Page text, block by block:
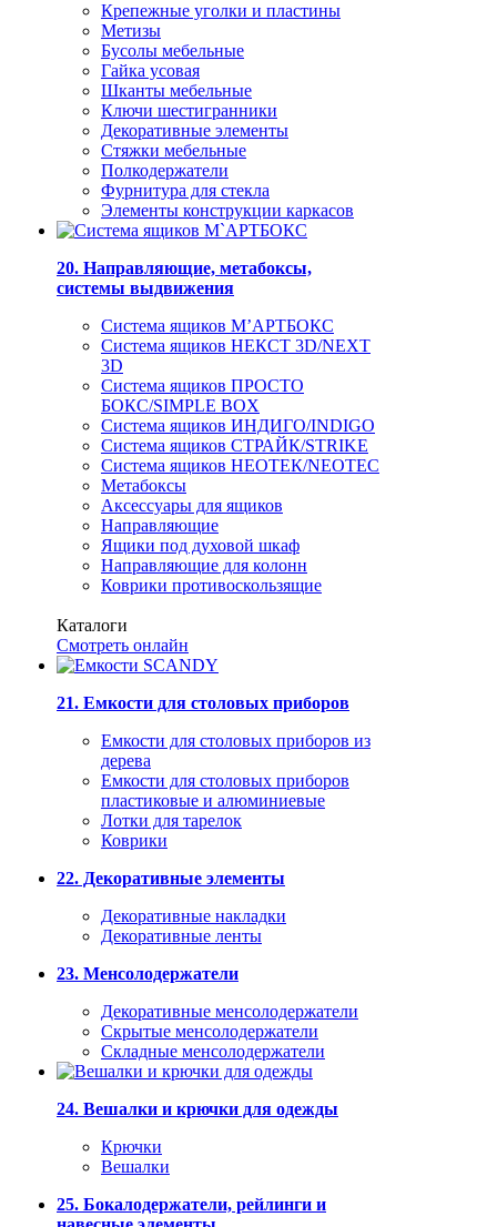
Крепежные уголки и пластины
Метизы
Бусолы мебельные
Гайка усовая
Шканты мебельные
Ключи шестигранники
Декоративные элементы
Стяжки мебельные
Полкодержатели
Фурнитура для стекла
Элементы конструкции каркасов
20. Направляющие, метабоксы,
системы выдвижения
Система ящиков М’АРТБОКС
Система ящиков НЕКСТ 3D/NEXT
3D
Система ящиков ПРОСТО
БОКС/SIMPLE BOX
Система ящиков ИНДИГО/INDIGO
Система ящиков СТРАЙК/STRIKE
Система ящиков НЕОТЕК/NEOTEC
Метабоксы
Аксессуары для ящиков
Направляющие
Ящики под духовой шкаф
Направляющие для колонн
Коврики противоскользящие
Каталоги
Смотреть онлайн
21. Емкости для столовых приборов
Емкости для столовых приборов из
дерева
Емкости для столовых приборов
пластиковые и алюминиевые
Лотки для тарелок
Коврики
22. Декоративные элементы
Декоративные накладки
Декоративные ленты
23. Менсолодержатели
Декоративные менсолодержатели
Скрытые менсолодержатели
Складные менсолодержатели
24. Вешалки и крючки для одежды
Крючки
Вешалки
25. Бокалодержатели, рейлинги и